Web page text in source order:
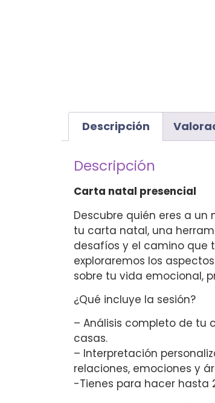
Descripción
Descripción
Carta natal presencial
Descubre quién eres a
tu carta natal, una
desafíos y el camino que
exploraremos los
sobre tu vida emocional,
¿Qué incluye la sesión?
– Análisis completo de tu
casas.
– Interpretación
relaciones, emociones y
-Tienes para hacer hasta